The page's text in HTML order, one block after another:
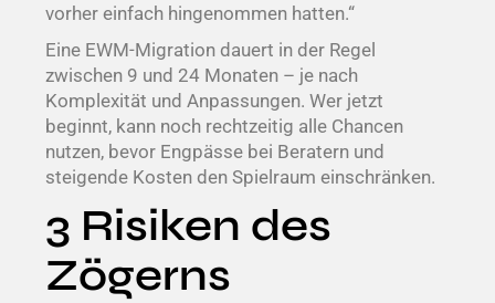
vorher einfach hingenommen hatten.“
Eine EWM-Migration dauert in der Regel
zwischen 9 und 24 Monaten – je nach
Komplexität und Anpassungen. Wer jetzt
beginnt, kann noch rechtzeitig alle Chancen
nutzen, bevor Engpässe bei Beratern und
steigende Kosten den Spielraum einschränken.
3 Risiken des
Zögerns